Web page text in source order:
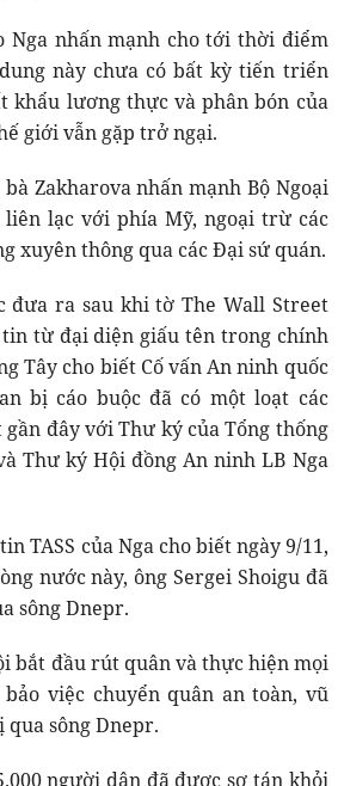
Nga nhấn mạnh cho tới thời điểm
này chưa có bất kỳ tiến triển
khẩu lương thực và phân bón của
giới vẫn gặp trở ngại.
Zakharova nhấn mạnh Bộ Ngoại
liên lạc với phía Mỹ, ngoại trừ các
xuyên thông qua các Đại sứ quán.
đưa ra sau khi tờ The Wall Street
từ đại diện giấu tên trong chính
Tây cho biết Cố vấn An ninh quốc
bị cáo buộc đã có một loạt các
đây với Thư ký của Tổng thống
Thư ký Hội đồng An ninh LB Nga
TASS của Nga cho biết ngày 9/11,
nước này, ông Sergei Shoigu đã
sông Dnepr.
bắt đầu rút quân và thực hiện mọi
việc chuyển quân an toàn, vũ
sông Dnepr.
người dân đã được sơ tán khỏi